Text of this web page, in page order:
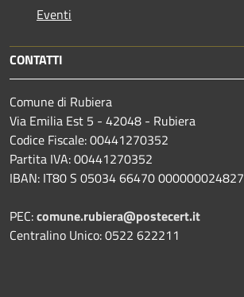
Eventi
CONTATTI
Comune di Rubiera
Via Emilia Est 5 - 42048 - Rubiera
Codice Fiscale: 00441270352
Partita IVA: 00441270352
IBAN: IT80 S 05034 66470 000000024827
PEC:comune.rubiera@postecert.it
Centralino Unico: 0522 622211